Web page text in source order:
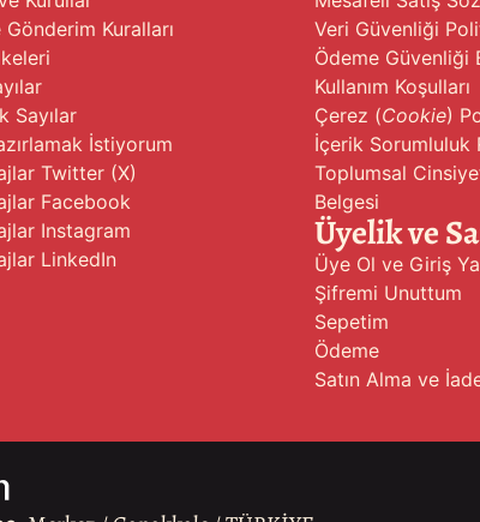
Kuralları
Sayılar
İstiyorum
Twitter (X)
Facebook
Instagram
LinkedIn
Veri Güvenliği
Ödeme Güvenliği
Kullanım Koşulları
Çerez (Cookie)
İçerik Sorumluluk
Toplumsal
Belgesi
Üyelik ve
Üye Ol ve Giriş
Şifremi Unuttum
Sepetim
Ödeme
Satın Alma ve